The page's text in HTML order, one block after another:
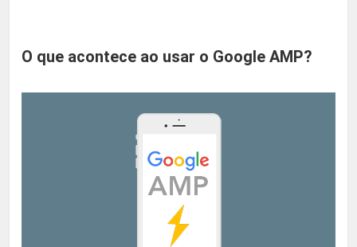
O que acontece ao usar o Google AMP?